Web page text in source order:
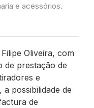
e acessórios.
Oliveira, com
de prestação de
e
possibilidade de
de